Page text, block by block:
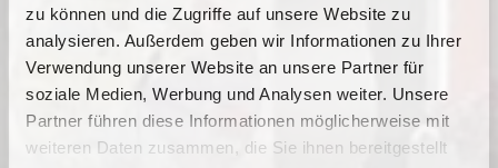
zu können und die Zugriffe auf unsere Website zu
analysieren. Außerdem geben wir Informationen zu Ihrer
Verwendung unserer Website an unsere Partner für
soziale Medien, Werbung und Analysen weiter. Unsere
Partner führen diese Informationen möglicherweise mit
weiteren Daten zusammen, die Sie ihnen bereitgestellt
Dies könnte Sie auch
interessieren